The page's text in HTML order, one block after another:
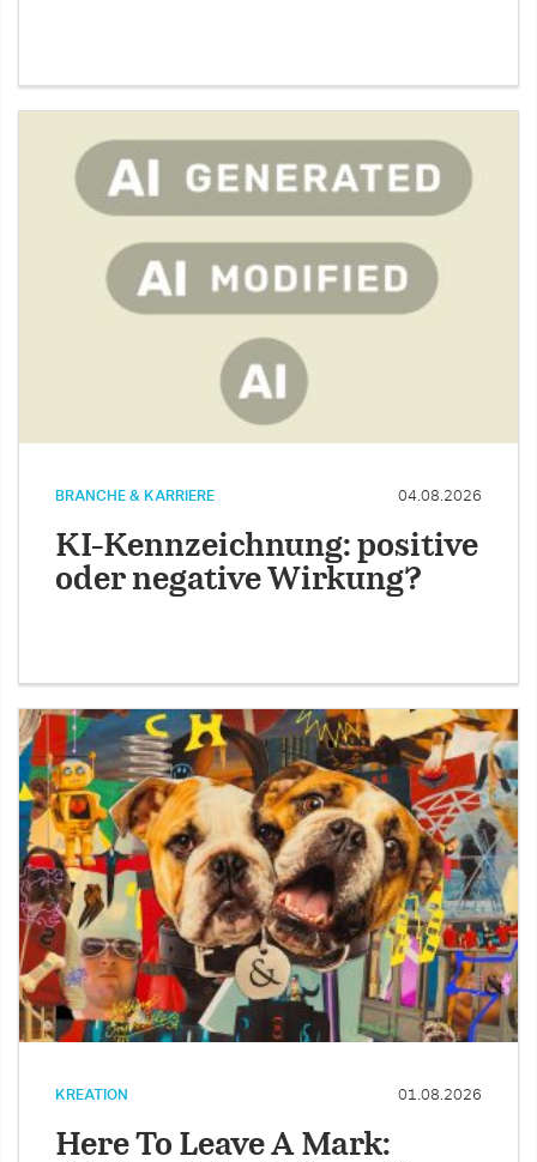
BRANCHE & KARRIERE 04.08.2026
KI-Kennzeichnung: positive
oder negative Wirkung?
KREATION 01.08.2026
Here To Leave A Mark: